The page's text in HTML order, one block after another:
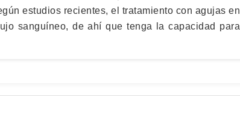
estudios recientes, el tratamiento con agujas en
sanguíneo, de ahí que tenga la capacidad para